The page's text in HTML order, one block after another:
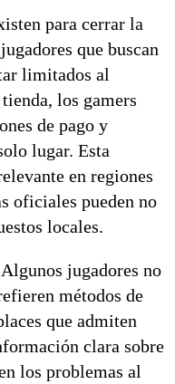
para cerrar la
que buscan
limitados al
los gamers
de pago y
lugar. Esta
en regiones
oficiales pueden no
locales.
jugadores no
métodos de
que admiten
clara sobre
los problemas al